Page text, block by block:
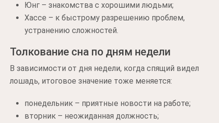
Юнг – знакомства с хорошими людьми;
Хассе – к быстрому разрешению проблем,
устранению сложностей.
Толкование сна по дням недели
В зависимости от дня недели, когда спящий видел
лошадь, итоговое значение тоже меняется:
понедельник – приятные новости на работе;
вторник – неожиданная должность;